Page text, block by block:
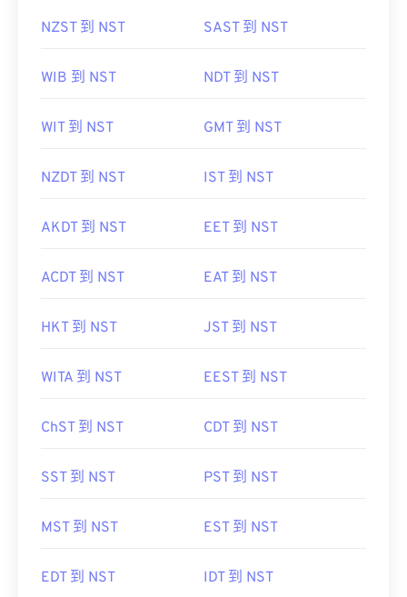
NZST 到 NST SAST 到 NST
WIB 到 NST NDT 到 NST
WIT 到 NST GMT 到 NST
NZDT 到 NST IST 到 NST
AKDT 到 NST EET 到 NST
ACDT 到 NST EAT 到 NST
HKT 到 NST JST 到 NST
WITA 到 NST EEST 到 NST
ChST 到 NST CDT 到 NST
SST 到 NST PST 到 NST
MST 到 NST EST 到 NST
EDT 到 NST IDT 到 NST